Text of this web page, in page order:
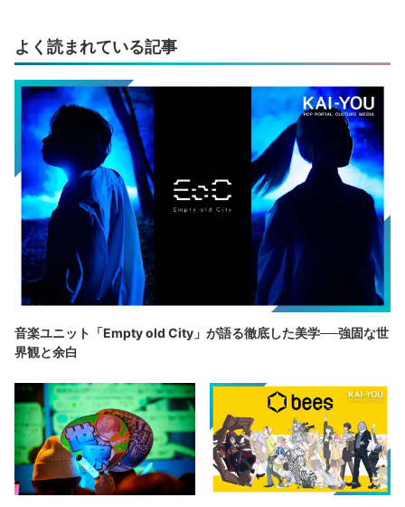
よく読まれている記事
音楽ユニット「Empty old City」が語る徹底した美学──強固な世
界観と余白